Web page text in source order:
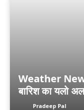
Weather
बारिश का यलो
Pradeep Pal